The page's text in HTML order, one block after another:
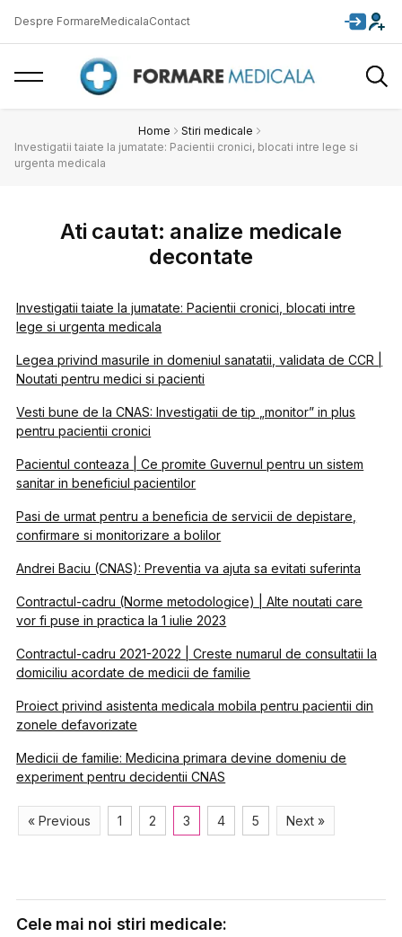
Despre FormareMedicalaContact
Home
Stiri medicale
Investigatii taiate la jumatate: Pacientii cronici, blocati intre lege si
urgenta medicala
Ati cautat: analize medicale
decontate
Investigatii taiate la jumatate: Pacientii cronici, blocati intre
lege si urgenta medicala
Legea privind masurile in domeniul sanatatii, validata de CCR |
Noutati pentru medici si pacienti
Vesti bune de la CNAS: Investigatii de tip „monitor” in plus
pentru pacientii cronici
Pacientul conteaza | Ce promite Guvernul pentru un sistem
sanitar in beneficiul pacientilor
Pasi de urmat pentru a beneficia de servicii de depistare,
confirmare si monitorizare a bolilor
Andrei Baciu (CNAS): Preventia va ajuta sa evitati suferinta
Contractul-cadru (Norme metodologice) | Alte noutati care
vor fi puse in practica la 1 iulie 2023
Contractul-cadru 2021-2022 | Creste numarul de consultatii la
domiciliu acordate de medicii de familie
Proiect privind asistenta medicala mobila pentru pacientii din
zonele defavorizate
Medicii de familie: Medicina primara devine domeniu de
experiment pentru decidentii CNAS
« Previous 1 2 3 4 5 Next »
Cele mai noi stiri medicale: